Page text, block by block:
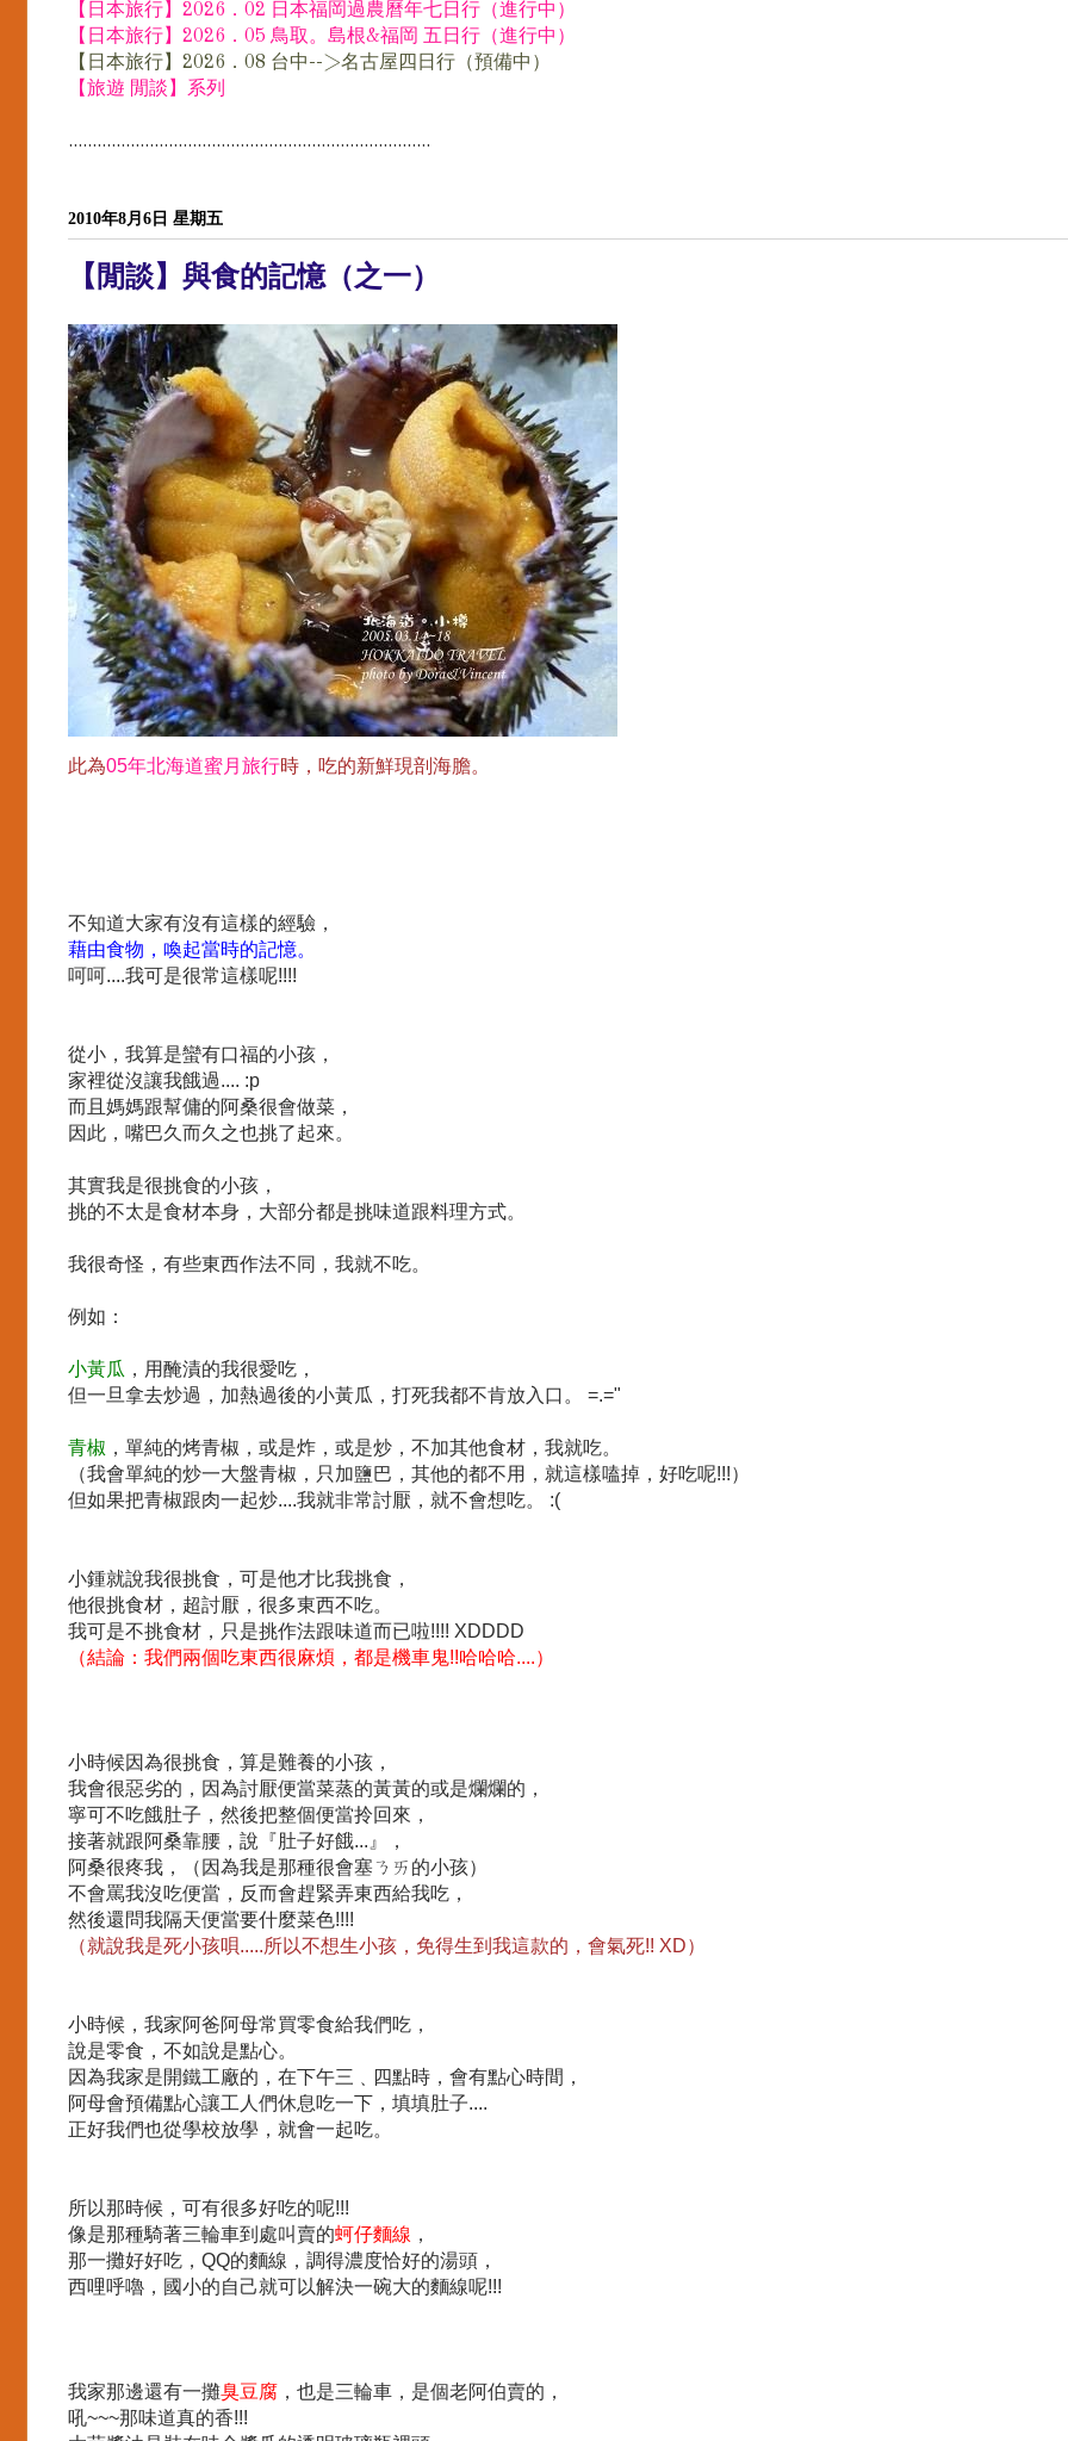
【日本旅行】2026．02 日本福岡過農曆年七日行（進行中）
【日本旅行】2026．05 鳥取。島根&福岡 五日行（進行中）
【日本旅行】2026．08 台中-->名古屋四日行（預備中）
【旅遊 閒談】系列
............................................................................
2010年8月6日 星期五
【閒談】與食的記憶（之一）
此為05年北海道蜜月旅行時，吃的新鮮現剖海膽。
不知道大家有沒有這樣的經驗，
藉由食物，喚起當時的記憶。
呵呵....我可是很常這樣呢!!!!
從小，我算是蠻有口福的小孩，
家裡從沒讓我餓過.... :p
而且媽媽跟幫傭的阿桑很會做菜，
因此，嘴巴久而久之也挑了起來。
其實我是很挑食的小孩，
挑的不太是食材本身，大部分都是挑味道跟料理方式。
我很奇怪，有些東西作法不同，我就不吃。
例如：
小黃瓜 ，用醃漬的我很愛吃，
但一旦拿去炒過，加熱過後的小黃瓜，打死我都不肯放入口。 =.="
青椒 ，單純的烤青椒，或是炸，或是炒，不加其他食材，我就吃。
（我會單純的炒一大盤青椒，只加鹽巴，其他的都不用，就這樣嗑掉，好吃呢!!!）
但如果把青椒跟肉一起炒....我就非常討厭，就不會想吃。 :(
小鍾就說我很挑食，可是他才比我挑食，
他很挑食材，超討厭，很多東西不吃。
我可是不挑食材，只是挑作法跟味道而已啦!!!! XDDDD
（結論：我們兩個吃東西很麻煩，都是機車鬼!!哈哈哈....）
小時候因為很挑食，算是難養的小孩，
我會很惡劣的，因為討厭便當菜蒸的黃黃的或是爛爛的，
寧可不吃餓肚子，然後把整個便當拎回來，
接著就跟阿桑靠腰，說『肚子好餓...』，
阿桑很疼我，（因為我是那種很會塞ㄋㄞ的小孩）
不會罵我沒吃便當，反而會趕緊弄東西給我吃，
然後還問我隔天便當要什麼菜色!!!!
（就說我是死小孩唄.....所以不想生小孩，免得生到我這款的，會氣死!! XD）
小時候，我家阿爸阿母常買零食給我們吃，
說是零食，不如說是點心。
因為我家是開鐵工廠的，在下午三﹑四點時，會有點心時間，
阿母會預備點心讓工人們休息吃一下，填填肚子....
正好我們也從學校放學，就會一起吃。
所以那時候，可有很多好吃的呢!!!
像是那種騎著三輪車到處叫賣的蚵仔麵線 ，
那一攤好好吃，QQ的麵線，調得濃度恰好的湯頭，
西哩呼嚕，國小的自己就可以解決一碗大的麵線呢!!!
我家那邊還有一攤臭豆腐 ，也是三輪車，是個老阿伯賣的，
吼~~~那味道真的香!!!